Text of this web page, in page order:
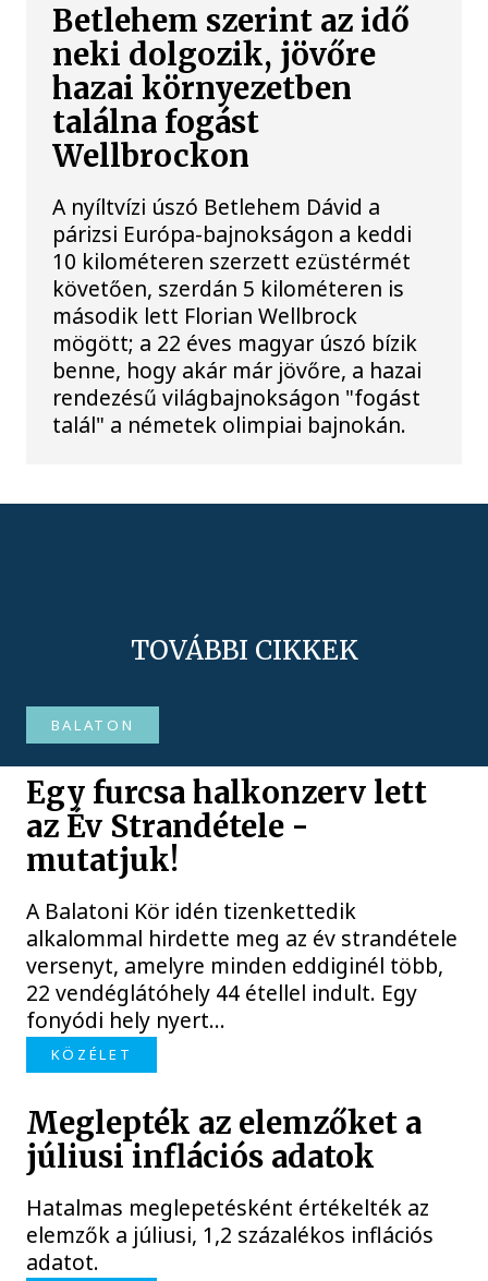
Betlehem szerint az idő
neki dolgozik, jövőre
hazai környezetben
találna fogást
Wellbrockon
A nyíltvízi úszó Betlehem Dávid a
párizsi Európa-bajnokságon a keddi
10 kilométeren szerzett ezüstérmét
követően, szerdán 5 kilométeren is
második lett Florian Wellbrock
mögött; a 22 éves magyar úszó bízik
benne, hogy akár már jövőre, a hazai
rendezésű világbajnokságon "fogást
talál" a németek olimpiai bajnokán.
TOVÁBBI CIKKEK
BALATON
Egy furcsa halkonzerv lett
az Év Strandétele -
mutatjuk!
A Balatoni Kör idén tizenkettedik
alkalommal hirdette meg az év strandétele
versenyt, amelyre minden eddiginél több,
22 vendéglátóhely 44 étellel indult. Egy
fonyódi hely nyert...
KÖZÉLET
Meglepték az elemzőket a
júliusi inflációs adatok
Hatalmas meglepetésként értékelték az
elemzők a júliusi, 1,2 százalékos inflációs
adatot.